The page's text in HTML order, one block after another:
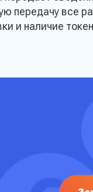
передачу все
и наличие
Прикрепить заявку